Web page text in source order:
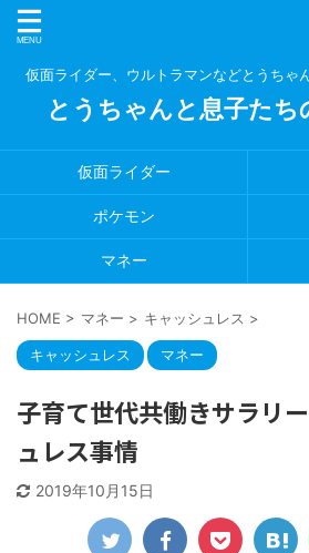
仮面ライダー、ウルトラマンなどとうちゃ
とうちゃんと息子たち
仮面ライダー
ポケモン
マネー
HOME > マネー > キャッシュレス >
キャッシュレス マネー
子育て世代共働きサラリ
ュレス事情
2019年10月15日